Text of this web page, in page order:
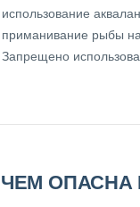
использование
приманивание рыбы на
Запрещено
ЧЕМ ОПАСНА